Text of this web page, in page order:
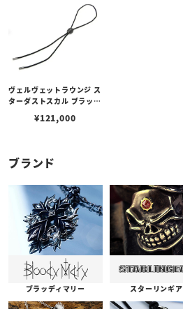
ヴェルヴェットラウンジ ス
ターダストスカル ブラック
ジルコニア
¥121,000
ブランド
ブラッディマリー スターリンギア